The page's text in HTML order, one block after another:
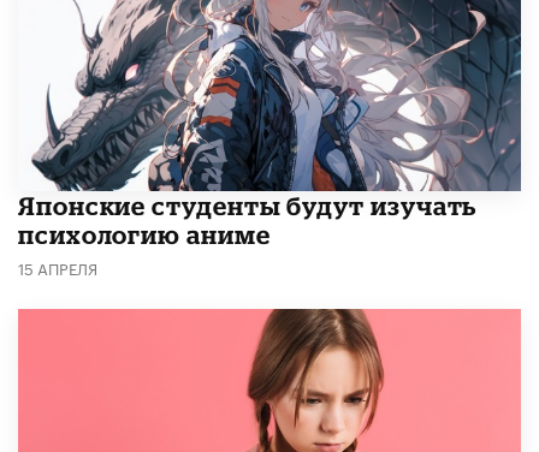
Японские студенты будут изучать
психологию аниме
15 АПРЕЛЯ